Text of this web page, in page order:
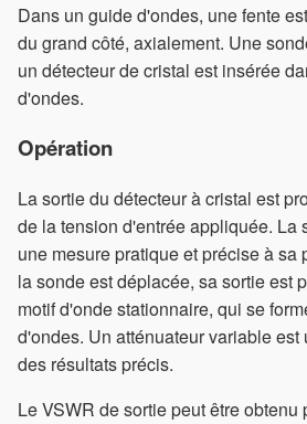
Dans un guide d'ondes, une fente
du grand côté, axialement. Une
un détecteur de cristal est insérée
d'ondes.
Opération
La sortie du détecteur à cristal est
de la tension d'entrée appliquée. La
une mesure pratique et précise à sa
la sonde est déplacée, sa sortie est
motif d'onde stationnaire, qui se
d'ondes. Un atténuateur variable
des résultats précis.
Le VSWR de sortie peut être obtenu